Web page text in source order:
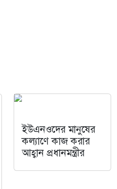
ইউএনওদের মানুষের
কল্যাণে কাজ করার
আহ্বান প্রধানমন্ত্রীর